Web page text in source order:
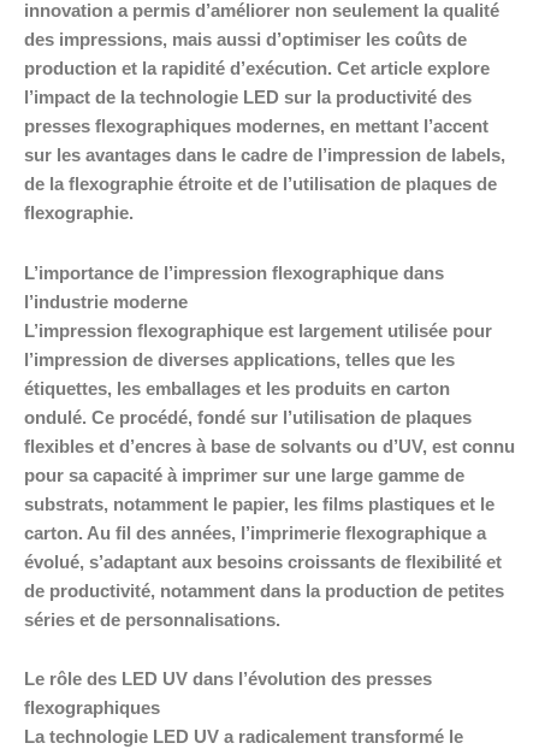
innovation a permis d’améliorer non seulement la qualité
des impressions, mais aussi d’optimiser les coûts de
production et la rapidité d’exécution. Cet article explore
l’impact de la technologie LED sur la productivité des
presses flexographiques modernes, en mettant l’accent
sur les avantages dans le cadre de l’impression de labels,
de la flexographie étroite et de l’utilisation de plaques de
flexographie.
L’importance de l’impression flexographique dans
l’industrie moderne
L’impression flexographique est largement utilisée pour
l’impression de diverses applications, telles que les
étiquettes, les emballages et les produits en carton
ondulé. Ce procédé, fondé sur l’utilisation de plaques
flexibles et d’encres à base de solvants ou d’UV, est connu
pour sa capacité à imprimer sur une large gamme de
substrats, notamment le papier, les films plastiques et le
carton. Au fil des années, l’imprimerie flexographique a
évolué, s’adaptant aux besoins croissants de flexibilité et
de productivité, notamment dans la production de petites
séries et de personnalisations.
Le rôle des LED UV dans l’évolution des presses
flexographiques
La technologie LED UV a radicalement transformé le